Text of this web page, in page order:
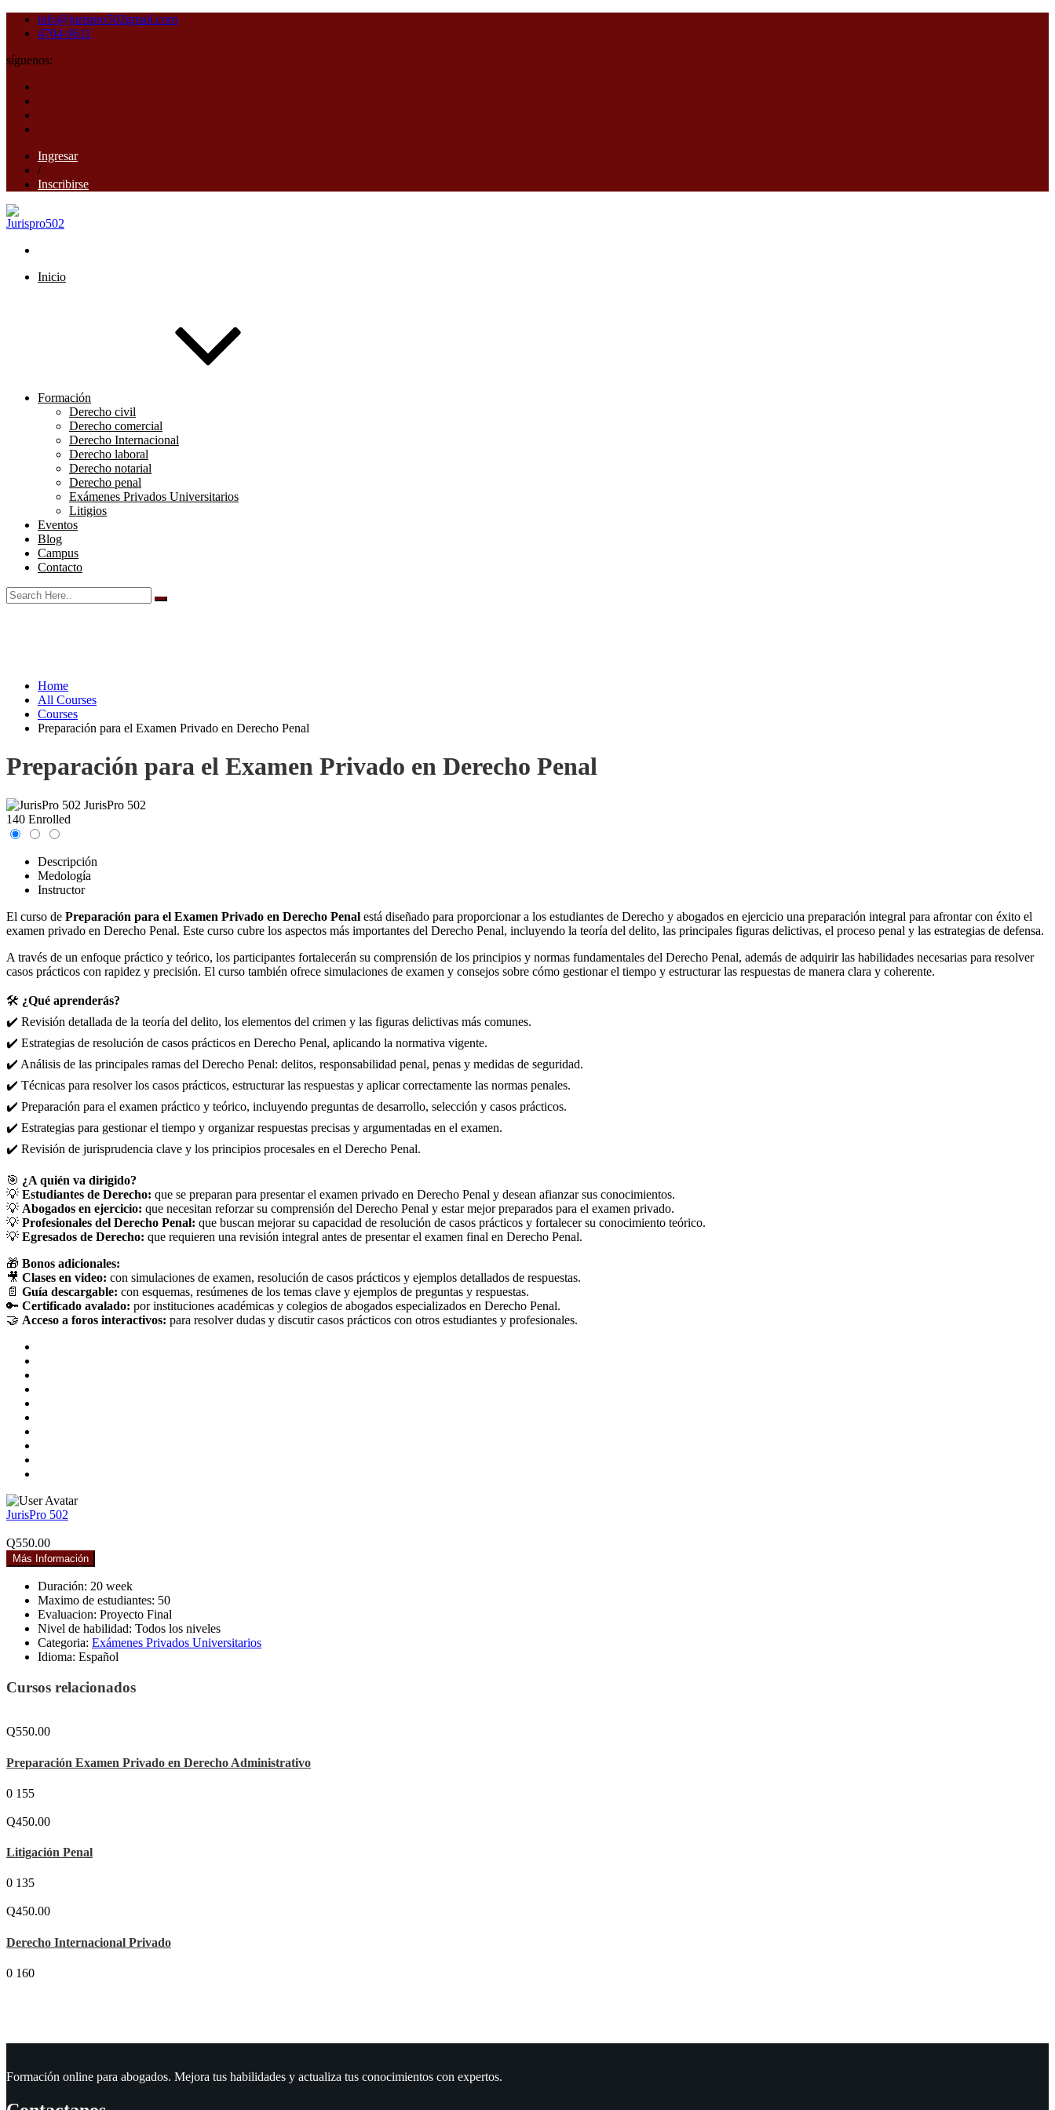
info@jurispro502gmail.com
4704-9611
síguenos:
Ingresar
/
Inscribirse
Inicio
Formación
Derecho civil
Derecho comercial
Derecho Internacional
Derecho laboral
Derecho notarial
Derecho penal
Exámenes Privados Universitarios
Litigios
Eventos
Blog
Campus
Contacto
Home
All Courses
Courses
Preparación para el Examen Privado en Derecho Penal
Preparación para el Examen Privado en Derecho Penal
JurisPro 502
140 Enrolled
Descripción
Medología
Instructor
El curso de Preparación para el Examen Privado en Derecho Penal está diseñado para proporcionar a los estudiantes de Derecho y abogados en ejercicio una preparación integral para afrontar con éxito el
examen privado en Derecho Penal. Este curso cubre los aspectos más importantes del Derecho Penal, incluyendo la teoría del delito, las principales figuras delictivas, el proceso penal y las estrategias de defensa.
A través de un enfoque práctico y teórico, los participantes fortalecerán su comprensión de los principios y normas fundamentales del Derecho Penal, además de adquirir las habilidades necesarias para resolver
casos prácticos con rapidez y precisión. El curso también ofrece simulaciones de examen y consejos sobre cómo gestionar el tiempo y estructurar las respuestas de manera clara y coherente.
🛠️ ¿Qué aprenderás?
✔️ Revisión detallada de la teoría del delito, los elementos del crimen y las figuras delictivas más comunes.
✔️ Estrategias de resolución de casos prácticos en Derecho Penal, aplicando la normativa vigente.
✔️ Análisis de las principales ramas del Derecho Penal: delitos, responsabilidad penal, penas y medidas de seguridad.
✔️ Técnicas para resolver los casos prácticos, estructurar las respuestas y aplicar correctamente las normas penales.
✔️ Preparación para el examen práctico y teórico, incluyendo preguntas de desarrollo, selección y casos prácticos.
✔️ Estrategias para gestionar el tiempo y organizar respuestas precisas y argumentadas en el examen.
✔️ Revisión de jurisprudencia clave y los principios procesales en el Derecho Penal.
🎯 ¿A quién va dirigido?
💡 Estudiantes de Derecho: que se preparan para presentar el examen privado en Derecho Penal y desean afianzar sus conocimientos.
💡 Abogados en ejercicio: que necesitan reforzar su comprensión del Derecho Penal y estar mejor preparados para el examen privado.
💡 Profesionales del Derecho Penal: que buscan mejorar su capacidad de resolución de casos prácticos y fortalecer su conocimiento teórico.
💡 Egresados de Derecho: que requieren una revisión integral antes de presentar el examen final en Derecho Penal.
🎁 Bonos adicionales:
🎥 Clases en video: con simulaciones de examen, resolución de casos prácticos y ejemplos detallados de respuestas.
📄 Guía descargable: con esquemas, resúmenes de los temas clave y ejemplos de preguntas y respuestas.
🔑 Certificado avalado: por instituciones académicas y colegios de abogados especializados en Derecho Penal.
🤝 Acceso a foros interactivos: para resolver dudas y discutir casos prácticos con otros estudiantes y profesionales.
JurisPro 502
Q550.00
Más Información
Duración: 20 week
Maximo de estudiantes: 50
Evaluacion: Proyecto Final
Nivel de habilidad: Todos los niveles
Categoria: Exámenes Privados Universitarios
Idioma: Español
Cursos relacionados
Q550.00
Preparación Examen Privado en Derecho Administrativo
0 155
Q450.00
Litigación Penal
0 135
Q450.00
Derecho Internacional Privado
0 160
Formación online para abogados. Mejora tus habilidades y actualiza tus conocimientos con expertos.